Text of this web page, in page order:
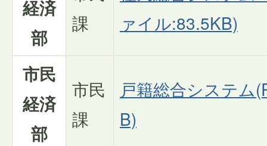
経済
部
課
ァイル:83.5KB)
市民
経済
部
市民
課
戸籍総合システム
B)